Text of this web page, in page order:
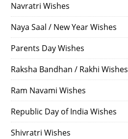
Navratri Wishes
Naya Saal / New Year Wishes
Parents Day Wishes
Raksha Bandhan / Rakhi Wishes
Ram Navami Wishes
Republic Day of India Wishes
Shivratri Wishes